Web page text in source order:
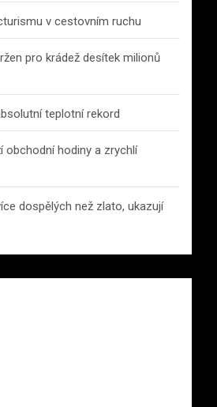
v cestovním ruchu
pro krádež desítek milionů
teplotní rekord
obchodní hodiny a zrychlí
dospělých než zlato, ukazují